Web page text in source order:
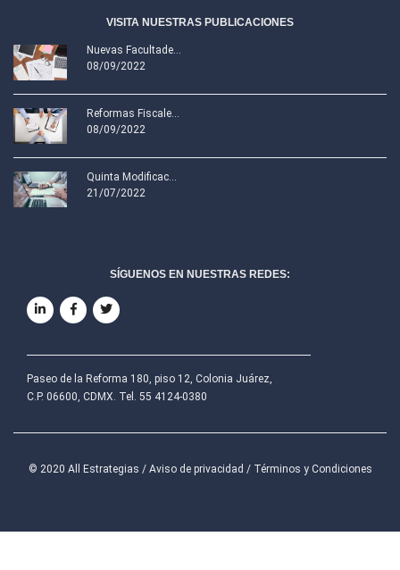
VISITA NUESTRAS PUBLICACIONES
Nuevas Facultade...
08/09/2022
Reformas Fiscale...
08/09/2022
Quinta Modificac...
21/07/2022
SÍGUENOS EN NUESTRAS REDES:
Paseo de la Reforma 180, piso 12, Colonia Juárez,
C.P. 06600, CDMX. Tel. 55 4124-0380
© 2020 All Estrategias / Aviso de privacidad / Términos y Condiciones